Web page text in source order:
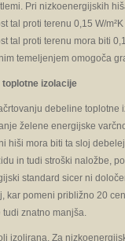
Pri nizkoenergijskih
tal proti terenu 0,15 W/
tal proti terenu mora biti
temeljenjem omogoča
toplotne izolacije
debeline
želene energijske
hiši mora biti ta sloj
in tudi stroški naložbe,
standard sicer ni
kar pomeni približno 20
znatno manjša.
izolirana. Za